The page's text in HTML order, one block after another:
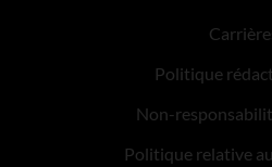
Politique
Non-
Politique relative